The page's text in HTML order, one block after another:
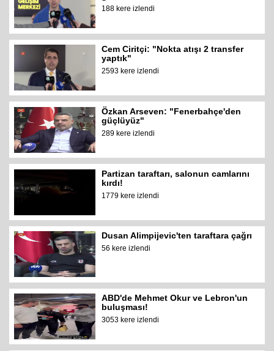
188 kere izlendi
Cem Ciritçi: "Nokta atışı 2 transfer
yaptık"
2593 kere izlendi
Özkan Arseven: "Fenerbahçe'den
güçlüyüz"
289 kere izlendi
Partizan taraftarı, salonun camlarını
kırdı!
1779 kere izlendi
Dusan Alimpijevic'ten taraftara çağrı
56 kere izlendi
ABD'de Mehmet Okur ve Lebron'un
buluşması!
3053 kere izlendi